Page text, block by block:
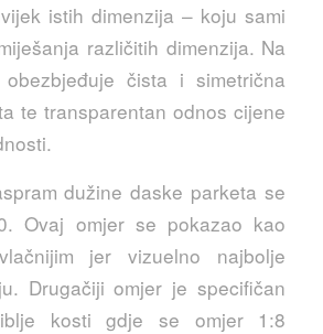
istih dimenzija – koju sami
različitih dimenzija. Na
čista i simetrična
te transparentan odnos cijene
dužine daske parketa se
Ovaj omjer se pokazao kao
jer vizuelno najbolje
Drugačiji omjer je specifičan
kosti gdje se omjer 1:8